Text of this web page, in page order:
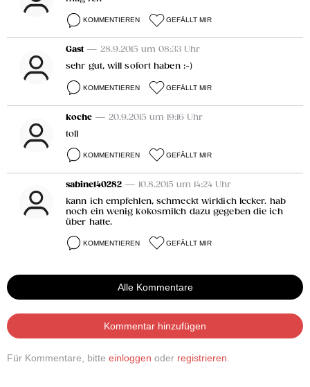
KOMMENTIEREN GEFÄLLT MIR
Gast — 28.9.2015 um 08:33 Uhr
sehr gut, will sofort haben :-)
KOMMENTIEREN GEFÄLLT MIR
koche — 20.9.2015 um 19:16 Uhr
toll
KOMMENTIEREN GEFÄLLT MIR
sabine140282 — 10.8.2015 um 14:24 Uhr
kann ich empfehlen, schmeckt wirklich lecker. hab
noch ein wenig kokosmilch dazu gegeben die ich
über hatte.
KOMMENTIEREN GEFÄLLT MIR
Alle Kommentare
Kommentar hinzufügen
Für Kommentare, bitte einloggen oder registrieren